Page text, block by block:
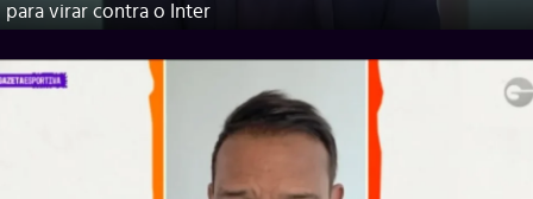
para virar contra o Inter